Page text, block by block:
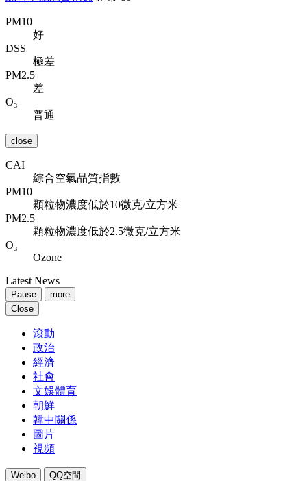
PM10
好
DSS
極差
PM2.5
差
O₃
普通
close
CAI
綜合空氣品質指數
PM10
顆粒物濃度低於10微克/立方米
PM2.5
顆粒物濃度低於2.5微克/立方米
O₃
Ozone
Latest News
Pause
more
Close
滾動
政治
經濟
社會
文娛體育
朝鮮
韓中關係
圖片
視頻
Weibo
QQ空間